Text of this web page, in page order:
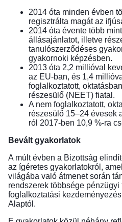
2014 óta minden évben
regisztrálta magát az
2014 óta évente több
állásajánlatot, illetve
tanulószerződéses
gyakornoki képzésben.
2013 óta 2,2 millióval
az EU-ban, és 1,4
foglalkoztatott,
részesülő (NEET) fiatal.
A nem foglalkoztatott,
részesülő 15–24 évesek
ról 2017-ben 10,9 %-ra
Bevált gyakorlatok
A múlt évben a Bizottság
az ígéretes gyakorlatokról ,
világába való átmenet során
rendszerek többsége
foglalkoztatási
Alaptól .